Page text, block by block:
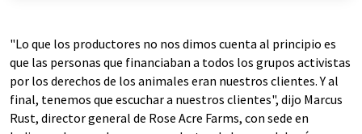
"Lo que los productores no nos dimos cuenta al principio es
que las personas que financiaban a todos los grupos activistas
por los derechos de los animales eran nuestros clientes. Y al
final, tenemos que escuchar a nuestros clientes", dijo Marcus
Rust, director general de Rose Acre Farms, con sede en